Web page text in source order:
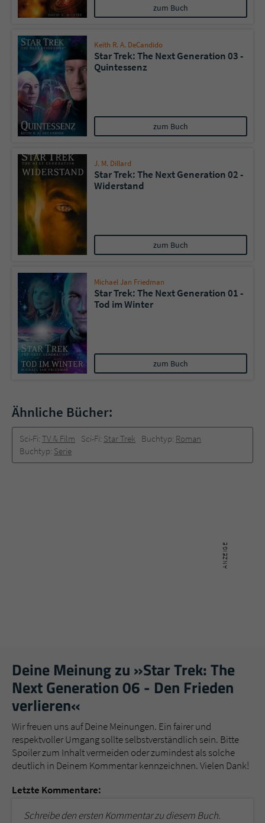
zum Buch
Keith R. A. DeCandido
Star Trek: The Next Generation 03 -
Quintessenz
zum Buch
J. M. Dillard
Star Trek: The Next Generation 02 -
Widerstand
zum Buch
Michael Jan Friedman
Star Trek: The Next Generation 01 -
Tod im Winter
zum Buch
Ähnliche Bücher:
Sci-Fi: TV & Film Sci-Fi: Star Trek Buchtyp: Roman
Buchtyp: Serie
Deine Meinung zu »Star Trek: The
Next Generation 06 - Den Frieden
verlieren«
Wir freuen uns auf Deine Meinungen. Ein fairer und
respektvoller Umgang sollte selbstverständlich sein. Bitte
Spoiler zum Inhalt vermeiden oder zumindest als solche
deutlich in Deinem Kommentar kennzeichnen. Vielen Dank!
Letzte Kommentare:
Schreibe den ersten Kommentar zu diesem Buch.